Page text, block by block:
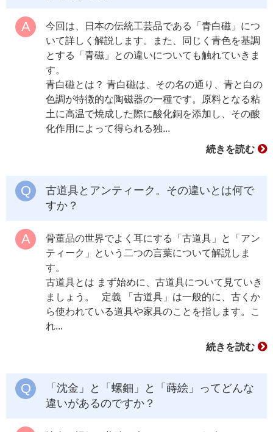
今回は、日本の伝統工芸品である「青白磁」につ
いて詳しく解説します。また、同じく青色を基調
とする「青磁」との違いについても触れていきま
す。
青白磁とは？ 青白磁は、その名の通り、青と白の
色調が特徴的な陶磁器の一種です。原料となる粘
土に高温で焼成した際に酸化銅を添加し、その酸
化作用によって得られる独...
続きを読む
古道具とアンティーク。その違いとは何で
すか？
骨董品の世界でよく耳にする「古道具」と「アン
ティーク」という二つの言葉について解説しま
す。
古道具とは まず始めに、古道具について見ていき
ましょう。 定義 「古道具」は一般的に、古くか
ら使われている道具や家具のことを指します。こ
れ...
続きを読む
「沈金」と「螺鈿」と「蒔絵」ってどんな
違いがあるのですか？